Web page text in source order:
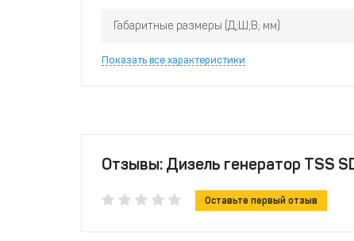
Габаритные размеры (Д;Ш;В; мм)
Показать все характеристики
Отзывы: Дизель генератор TSS
Оставьте первый отзыв